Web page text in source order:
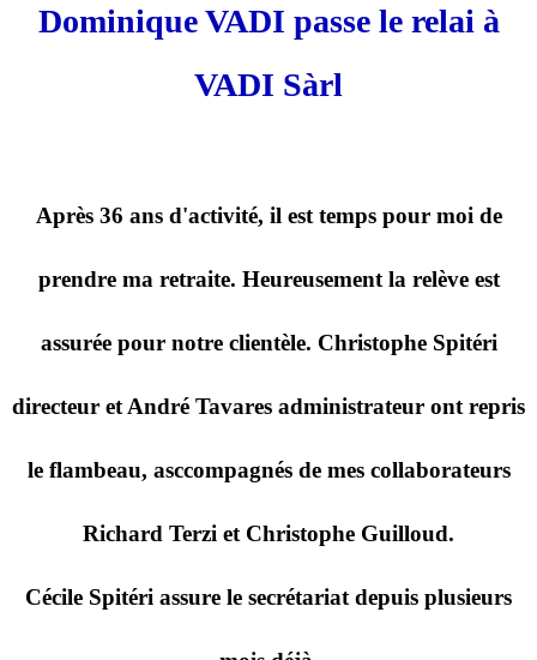
Dominique VADI passe le relai à
VADI Sàrl
Après 36 ans d'activité, il est temps pour moi de
prendre ma retraite. Heureusement la relève est
assurée pour notre clientèle. Christophe Spitéri
directeur et André Tavares administrateur ont repris
le flambeau, asccompagnés de mes collaborateurs
Richard Terzi et Christophe Guilloud.
Cécile Spitéri assure le secrétariat depuis plusieurs